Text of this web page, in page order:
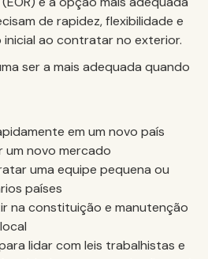
de rapidez, flexibilidade e
ao contratar no exterior.
ser a mais adequada quando
em um novo país
novo mercado
uma equipe pequena ou
países
na constituição e manutenção
lidar com leis trabalhistas e